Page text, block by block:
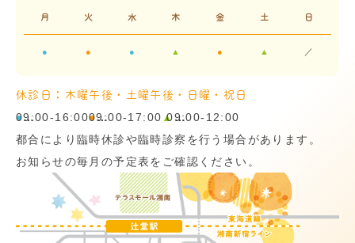
月 火 水 木 金 土 日
● ● ● ▲ ● ▲ ／
休診日：木曜午後・土曜午後・日曜・祝日
●…
09:00-16:00●…
09:00-17:00 ▲…
09:00-12:00
都合により臨時休診や臨時診察を行う場合があります。
お知らせの毎月の予定表をご確認ください。